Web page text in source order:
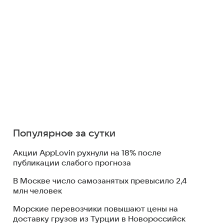
Популярное за сутки
Акции AppLovin рухнули на 18% после
публикации слабого прогноза
В Москве число самозанятых превысило 2,4
млн человек
Морские перевозчики повышают цены на
доставку грузов из Турции в Новороссийск